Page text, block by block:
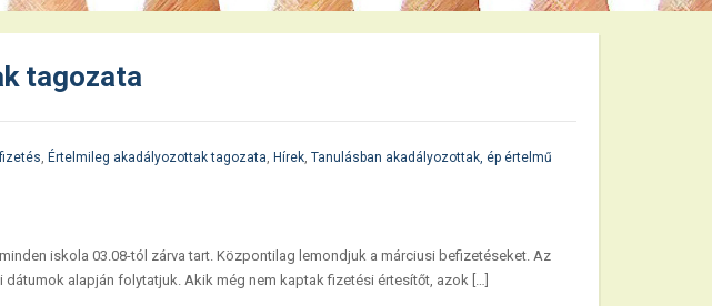
tagozata
, Értelmileg akadályozottak tagozata, Hírek, Tanulásban akadályozottak, ép értelmű
iskola 03.08-tól zárva tart. Központilag lemondjuk a márciusi befizetéseket. Az
alapján folytatjuk. Akik még nem kaptak fizetési értesítőt, azok […]